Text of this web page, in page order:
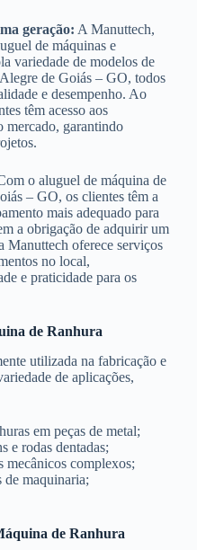
geração: A Manuttech,
de máquinas e
variedade de modelos de
de Goiás – GO, todos
e desempenho. Ao
têm acesso aos
mercado, garantindo
o aluguel de máquina de
– GO, os clientes têm a
mais adequado para
a obrigação de adquirir um
Manuttech oferece serviços
no local,
e praticidade para os
de Ranhura
utilizada na fabricação e
de aplicações,
em peças de metal;
e rodas dentadas;
mecânicos complexos;
de maquinaria;
de Ranhura